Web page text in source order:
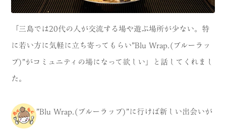
「三島では20代の人が交流する場や遊ぶ場所が少ない。特
に若い方に気軽に立ち寄ってもらい”Blu Wrap.(ブルーラッ
プ)”がコミュニティの場になって欲しい」と話してくれまし
た。
”Blu Wrap.(ブルーラップ)”に行けば新しい出会いが